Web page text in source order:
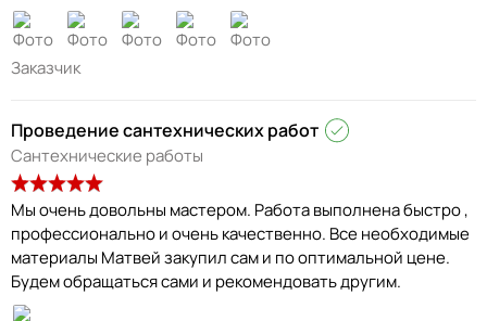
Заказчик
Проведение сантехнических работ
Сантехнические работы
Мы очень довольны мастером. Работа выполнена быстро ,
профессионально и очень качественно. Все необходимые
материалы Матвей закупил сам и по оптимальной цене.
Будем обращаться сами и рекомендовать другим.